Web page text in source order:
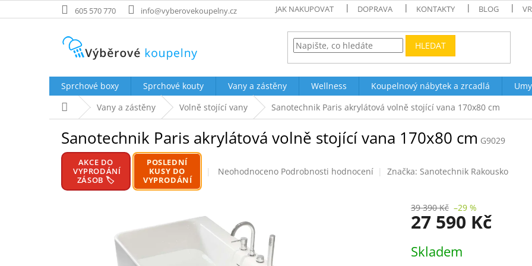
na
605 570 770 info@vyberovekoupelny.cz JAK NAKUPOVAT DOPRAVA KONTAKTY BLOG
HLEDAT
Sprchové boxy Sprchové kouty Vany a zástěny Wellness Koupelnový nábytek a zrcadlá
Domů Vany a zástěny Volně stojící vany Sanotechnik Paris akrylátová volně stojící vana 170x80 cm
Sanotechnik Paris akrylátová volně stojící vana 170x80 cm G9029
AKCE DO
VYPRODÁNÍ
ZÁSOB 🏷️
POSLEDNÍ
KUSY DO
VYPRODÁNÍ
Průměrné
z
5
hvězdiček.
Neohodnoceno Podrobnosti hodnocení Značka: Sanotechnik Rakousko
39 390 Kč –29 %
27 590 Kč
cena:
Skladem